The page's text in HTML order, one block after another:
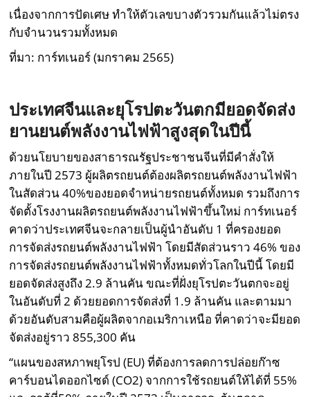
เนื่องจากการปัดเศษ ทำให้ตัวเลขบางตัวรวมกันแล้วไม่ตรง
กับจำนวนรวมทั้งหมด
ที่มา: การ์ทเนอร์ (มกราคม 2565)
ประเทศจีนและยุโรปตะวันตกมียอดจัดส่ง
ยานยนต์พลังงานไฟฟ้าสูงสุดในปีนี้
ด้วยนโยบายของสาธารณรัฐประชาชนจีนที่มีคำสั่งให้
ภายในปี 2573 ผู้ผลิตรถยนต์ต้องผลิตรถยนต์พลังงานไฟฟ้า
ในสัดส่วน 40%ของยอดจำหน่ายรถยนต์ทั้งหมด รวมถึงการ
จัดตั้งโรงงานผลิตรถยนต์พลังงานไฟฟ้าขึ้นใหม่ การ์ทเนอร์
คาดว่าประเทศจีนจะกลายเป็นผู้นำอันดับ 1 ที่ครองยอด
การจัดส่งรถยนต์พลังงานไฟฟ้า โดยมีสัดส่วนราว 46% ของ
การจัดส่งรถยนต์พลังงานไฟฟ้าทั้งหมดทั่วโลกในปีนี้ โดยมี
ยอดจัดส่งสูงถึง 2.9 ล้านคัน ขณะที่ฝั่งยุโรปตะวันตกจะอยู่
ในอันดับที่ 2 ด้วยยอดการจัดส่งที่ 1.9 ล้านคัน และตามมา
ด้วยอันดับสามคือผู้ผลิตจากอเมริกาเหนือ ที่คาดว่าจะมียอด
จัดส่งอยู่ราว 855,300 คัน
“แผนของสหภาพยุโรป (EU) ที่ต้องการลดการปล่อยก๊าซ
คาร์บอนไดออกไซด์ (CO2) จากการใช้รถยนต์ให้ได้ที่ 55%